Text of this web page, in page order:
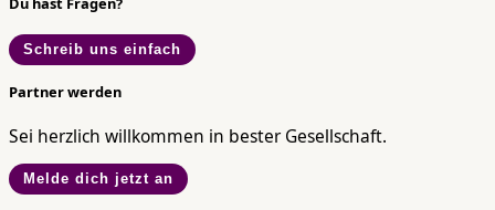
Schreib uns einfach
Partner werden
Sei herzlich willkommen in bester Gesellschaft.
Melde dich jetzt an